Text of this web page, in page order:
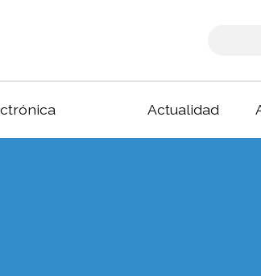
Actualidad